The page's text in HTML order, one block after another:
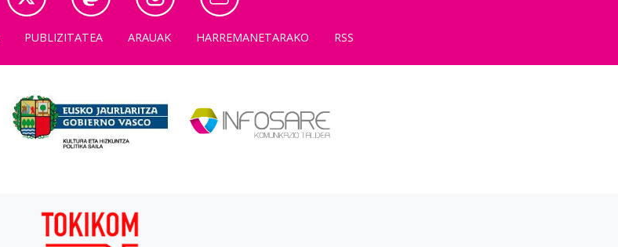
PUBLIZITATEA ARAUAK HARREMANETARAKO RSS